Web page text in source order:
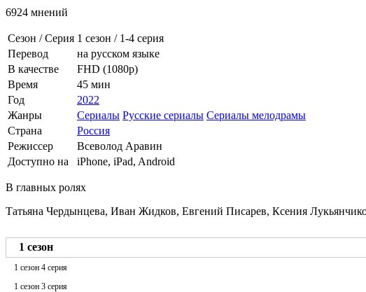
6924 мнений
Сезон / Серия 1 сезон / 1-4 серия
Перевод
на русском языке
В качестве
FHD (1080p)
Время
45 мин
Год
2022
Жанры
Сериалы Русские сериалы Сериалы мелодрамы
Страна
Россия
Режиссер
Всеволод Аравин
Доступно на
iPhone, iPad, Android
В главных ролях
Татьяна Чердынцева, Иван Жидков, Евгений Писарев, Ксения
1 сезон
1 сезон 4 серия
1 сезон 3 серия